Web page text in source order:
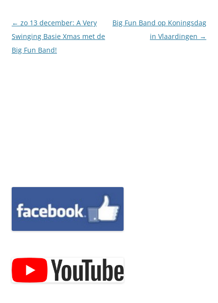
Berichtnavigatie
← zo 13 december: A Very
Swinging Basie Xmas met de
Big Fun Band!
Big Fun Band op Koningsdag
in Vlaardingen →